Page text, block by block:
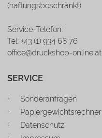
(haftungsbeschränkt)
Service-Telefon:
Tel: +43 (1) 934 68 76
office@druckshop-online.at
SERVICE
Sonderanfragen
Papiergewichtsrechner
Datenschutz